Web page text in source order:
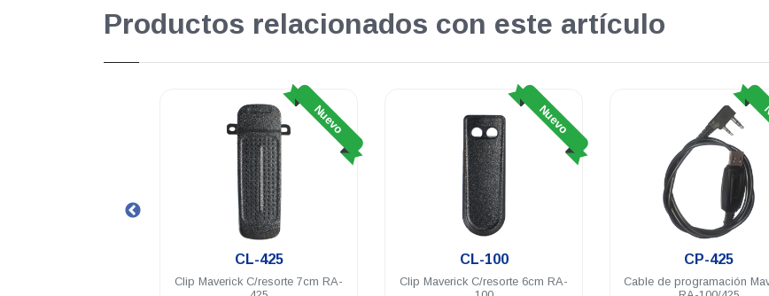
Productos relacionados con este artículo
Nuevo
CL-425
Clip Maverick C/resorte 7cm RA-
Nuevo
CL-100
Clip Maverick C/resorte 6cm RA-
CP-425
Cable de programación